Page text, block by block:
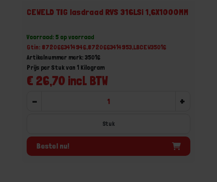
CEWELD TIG lasdraad RVS 316LSi 1,6X1000MM
Voorraad: 5 op voorraad
Gtin: 8720663414946,8720663414953,LBCEW35016
Artikelnummer merk: 35016
€ 26,70 incl. BTW
Prijs per Stuk van 1 Kilogram
- +
Stuk
Bestel nu!